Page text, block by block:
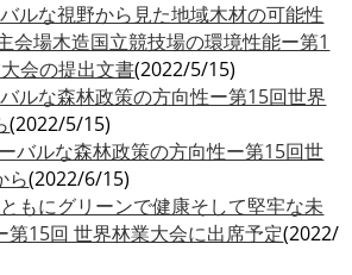
ルな視野から見た地域木材の可能性
会場木造国立競技場の環境性能ー第1
会の提出文書(2022/5/15)
ルな森林政策の方向性ー第15回世界
(2022/5/15)
バルな森林政策の方向性ー第15回世
ら(2022/6/15)
もにグリーンで健康そして堅牢な未
第15回 世界林業大会に出席予定(2022/